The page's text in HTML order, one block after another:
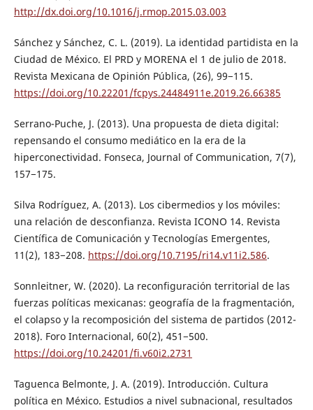
http://dx.doi.org/10.1016/j.rmop.2015.03.003
Sánchez y Sánchez, C. L. (2019). La identidad partidista en la
Ciudad de México. El PRD y MORENA el 1 de julio de 2018.
Revista Mexicana de Opinión Pública, (26), 99−115.
https://doi.org/10.22201/fcpys.24484911e.2019.26.66385
Serrano-Puche, J. (2013). Una propuesta de dieta digital:
repensando el consumo mediático en la era de la
hiperconectividad. Fonseca, Journal of Communication, 7(7),
157−175.
Silva Rodríguez, A. (2013). Los cibermedios y los móviles:
una relación de desconfianza. Revista ICONO 14. Revista
Científica de Comunicación y Tecnologías Emergentes,
11(2), 183−208. https://doi.org/10.7195/ri14.v11i2.586.
Sonnleitner, W. (2020). La reconfiguración territorial de las
fuerzas políticas mexicanas: geografía de la fragmentación,
el colapso y la recomposición del sistema de partidos (2012-
2018). Foro Internacional, 60(2), 451−500.
https://doi.org/10.24201/fi.v60i2.2731
Taguenca Belmonte, J. A. (2019). Introducción. Cultura
política en México. Estudios a nivel subnacional, resultados